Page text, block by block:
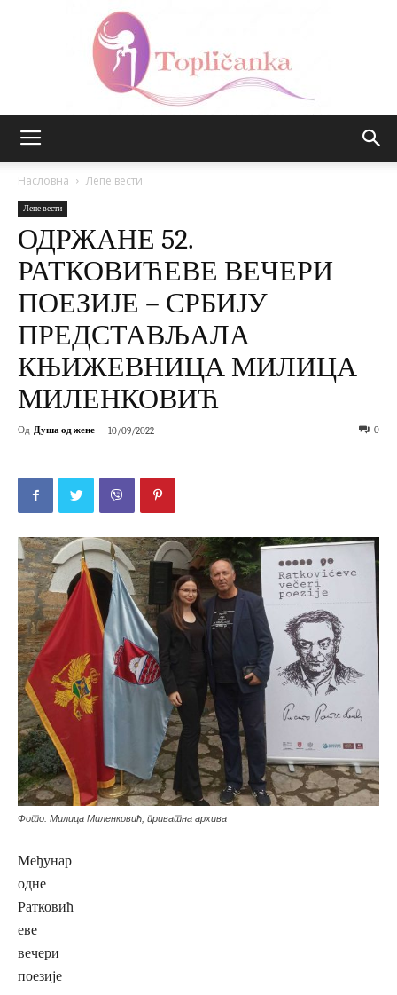
Насловна Лепе вести
Лепе вести
ОДРЖАНЕ 52.
РАТКОВИЋЕВЕ ВЕЧЕРИ
ПОЕЗИЈЕ – СРБИЈУ
ПРЕДСТАВЉАЛА
КЊИЖЕВНИЦА МИЛИЦА
МИЛЕНКОВИЋ
Од Душа од жене - 10/09/2022 0
Фото: Милица Миленковић, приватна архива
Међунар
одне
Ратковић
еве
вечери
поезије